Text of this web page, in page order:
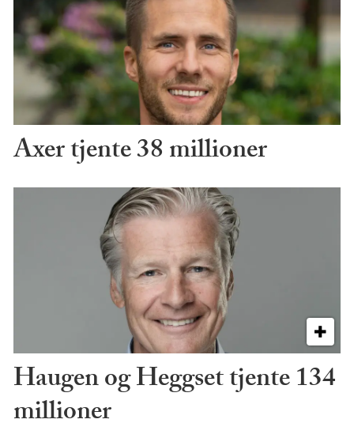
Axer tjente 38 millioner
Haugen og Heggset tjente 134
millioner